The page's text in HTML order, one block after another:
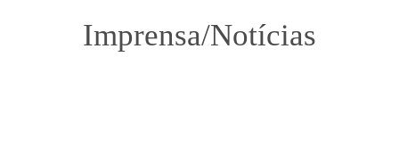
Imprensa/Notícias